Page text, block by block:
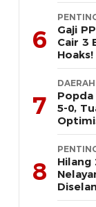
6
Gaji
Cair 3
Hoaks!
7
DAERAH
Popda
5-0,
8
Hilang